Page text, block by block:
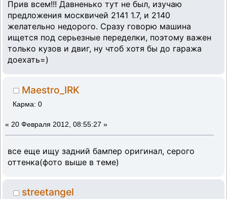
Прив всем!!! Давненько тут не был, изучаю
предложения москвичей 2141 1.7, и 2140
желательно недорого. Сразу говорю машина
ищется под серьезные переделки, поэтому важен
только кузов и двиг, ну чтоб хотя бы до гаража
доехать=)
Maestro_IRK
Карма: 0
« 20 Февраля 2012, 08:55:27 »
все еще ищу задний бампер оригинал, серого
оттенка(фото выше в теме)
streetangel